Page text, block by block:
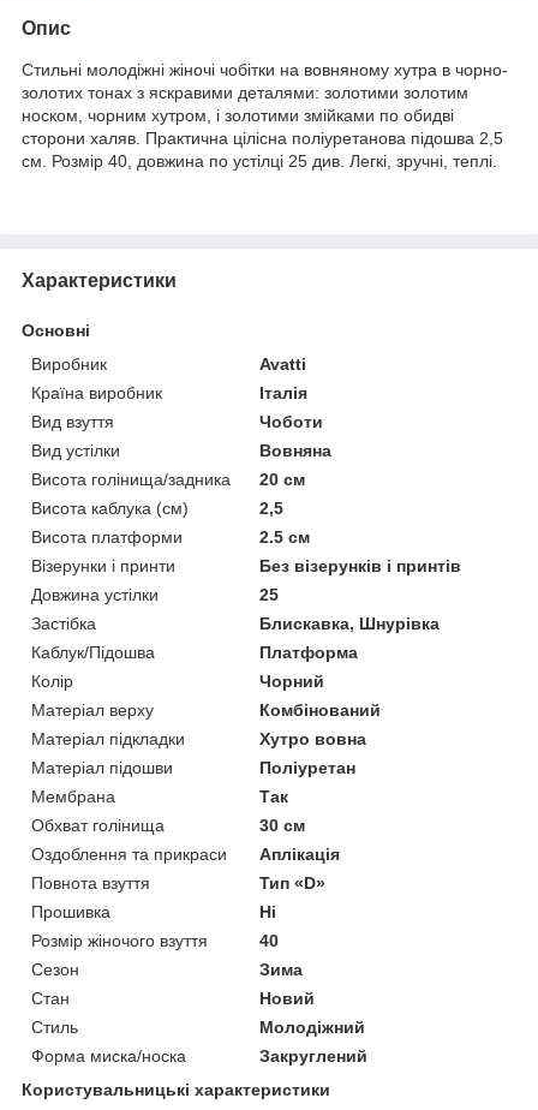
Опис
Стильні молодіжні жіночі чобітки на вовняному хутра в чорно-
золотих тонах з яскравими деталями: золотими золотим
носком, чорним хутром, і золотими змійками по обидві
сторони халяв. Практична цілісна поліуретанова підошва 2,5
см. Розмір 40, довжина по устілці 25 див. Легкі, зручні, теплі.
Характеристики
Основні
Виробник
Avatti
Країна виробник
Італія
Вид взуття
Чоботи
Вид устілки
Вовняна
Висота голінища/задника
20 см
Висота каблука (см)
2,5
Висота платформи
2.5 см
Візерунки і принти
Без візерунків і принтів
Довжина устілки
25
Застібка
Блискавка, Шнурівка
Каблук/Підошва
Платформа
Колір
Чорний
Матеріал верху
Комбінований
Матеріал підкладки
Хутро вовна
Матеріал підошви
Поліуретан
Мембрана
Так
Обхват голінища
30 см
Оздоблення та прикраси
Аплікація
Повнота взуття
Тип «D»
Прошивка
Ні
Розмір жіночого взуття
40
Сезон
Зима
Стан
Новий
Стиль
Молодіжний
Форма миска/носка
Закруглений
Користувальницькі характеристики